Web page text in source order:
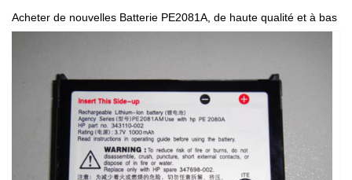
Acheter de nouvelles Batterie PE2081A, de haute qualité et à bas